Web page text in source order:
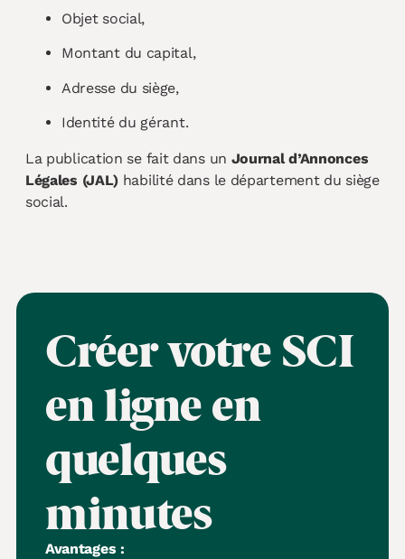
Objet social,
Montant du capital,
Adresse du siège,
Identité du gérant.
La publication se fait dans un Journal d’Annonces
Légales (JAL) habilité dans le département du siège
social.
Créer votre SCI
en ligne en
quelques
minutes
Avantages :